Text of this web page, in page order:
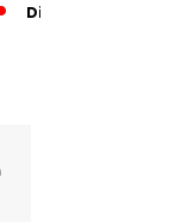
Dies in Car